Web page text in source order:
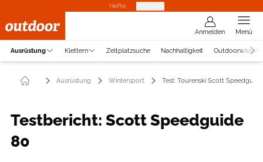
Hefte
Anmelden Menü
Ausrüstung Klettern Zeltplatzsuche Nachhaltigkeit Outdoorwissen
Ausrüstung Wintersport Test: Tourenski Scott
Testbericht: Scott Speedguide
80